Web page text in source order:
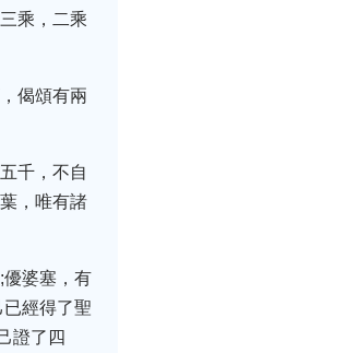
乘，二乘
偈頌有兩
千，不自
，唯有諸
婆塞，有
經得了聖
證了四